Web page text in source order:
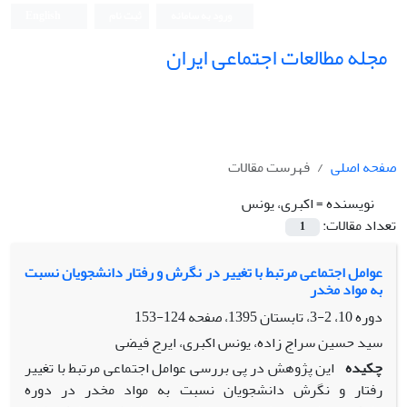
مجله مطالعات اجتماعی ایران
صفحه اصلی
فهرست مقالات
نویسنده =اکبری، یونس
تعداد مقالات:
1
عوامل اجتماعی مرتبط با تغییر در نگرش و رفتار دانشجویان نسبت
به مواد مخدر
دوره 10، 2-3، تابستان 1395، صفحه
124-153
سید حسین سراج زاده، یونس اکبری، ایرج فیضی
چکیده این پژوهش در پی بررسی عوامل اجتماعی مرتبط با تغییر
رفتار و نگرش دانشجویان نسبت به مواد مخدر در دوره